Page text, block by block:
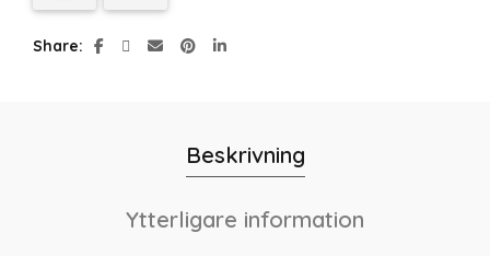
Share
Beskrivning
Ytterligare information